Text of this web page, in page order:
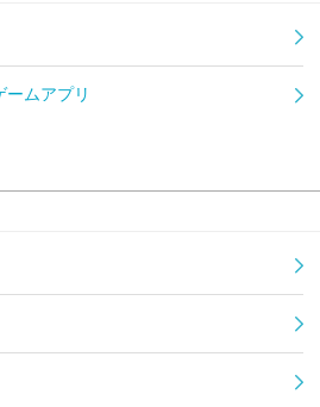
ームアプリ